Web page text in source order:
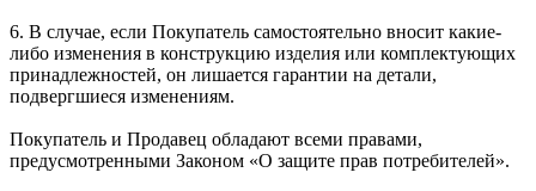
6. В случае, если Покупатель самостоятельно вносит какие-
либо изменения в конструкцию изделия или комплектующих
принадлежностей, он лишается гарантии на детали,
подвергшиеся изменениям.
Покупатель и Продавец обладают всеми правами,
предусмотренными Законом «О защите прав потребителей».